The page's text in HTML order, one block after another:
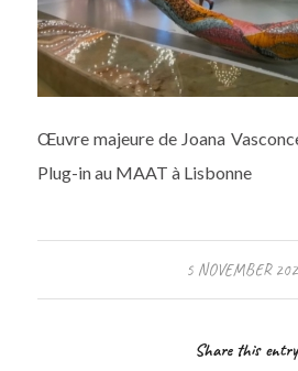
Œuvre majeure de Joana
Plug-in au MAAT à Lisbonne
5 NOVEMBER
Share this entry